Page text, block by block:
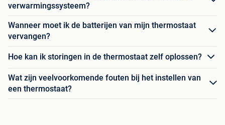
verwarmingssysteem?
Wanneer moet ik de batterijen van mijn thermostaat
vervangen?
Hoe kan ik storingen in de thermostaat zelf oplossen?
Wat zijn veelvoorkomende fouten bij het instellen van
een thermostaat?